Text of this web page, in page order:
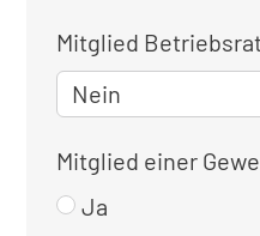
Mitglied
Mitglied einer
Ja